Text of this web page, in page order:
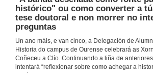
histórico" ou como converter a
tese doutoral e non morrer no
preguntas
Un ano máis, e van cinco, a Delegación de
Historia do campus de Ourense celebrará as
Coñeceu a Clío. Continuando a liña de
intentará “reflexionar sobre como achegar a
Recursos para a
25 de abr. de 2017
A historia contada
25 de abr. de 2017